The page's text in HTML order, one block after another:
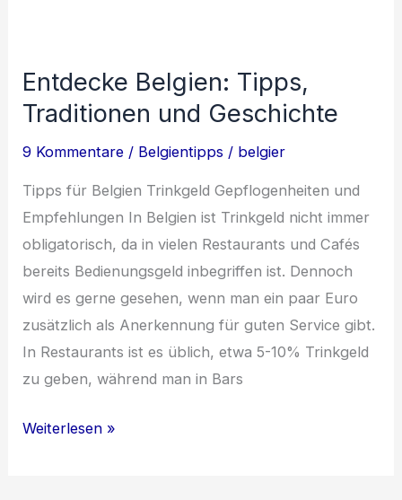
Geschichte
und
Entdecke Belgien: Tipps,
Traditionen und Geschichte
9 Kommentare / Belgientipps / belgier
Tipps für Belgien Trinkgeld Gepflogenheiten und
Empfehlungen In Belgien ist Trinkgeld nicht immer
obligatorisch, da in vielen Restaurants und Cafés
bereits Bedienungsgeld inbegriffen ist. Dennoch
wird es gerne gesehen, wenn man ein paar Euro
zusätzlich als Anerkennung für guten Service gibt.
In Restaurants ist es üblich, etwa 5-10% Trinkgeld
zu geben, während man in Bars
Entdecke
Weiterlesen »